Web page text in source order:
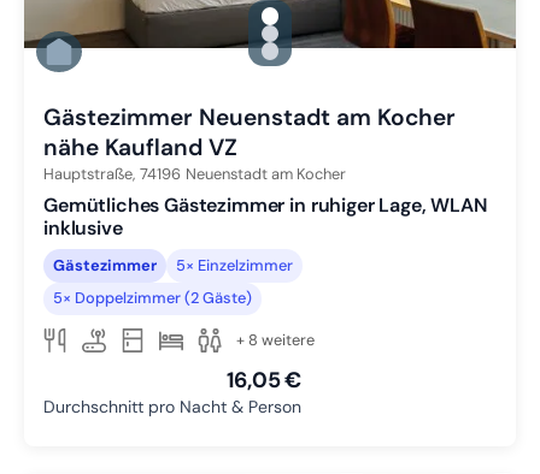
gallery.slide_selector
Zu Slide 1 wechseln
Zu Slide 2 wechseln
Zu Slide 3 wechseln
Gästezimmer Neuenstadt am Kocher
nähe Kaufland VZ
Hauptstraße, 74196 Neuenstadt am Kocher
Gemütliches Gästezimmer in ruhiger Lage, WLAN
inklusive
Gästezimmer
5× Einzelzimmer
5× Doppelzimmer (2 Gäste)
+ 8 weitere
16,05 €
Durchschnitt pro Nacht & Person